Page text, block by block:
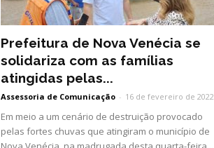
Prefeitura de Nova Venécia se
solidariza com as famílias
atingidas pelas...
Assessoria de Comunicação - 16 de fevereiro de 2022
Em meio a um cenário de destruição provocado
pelas fortes chuvas que atingiram o município de